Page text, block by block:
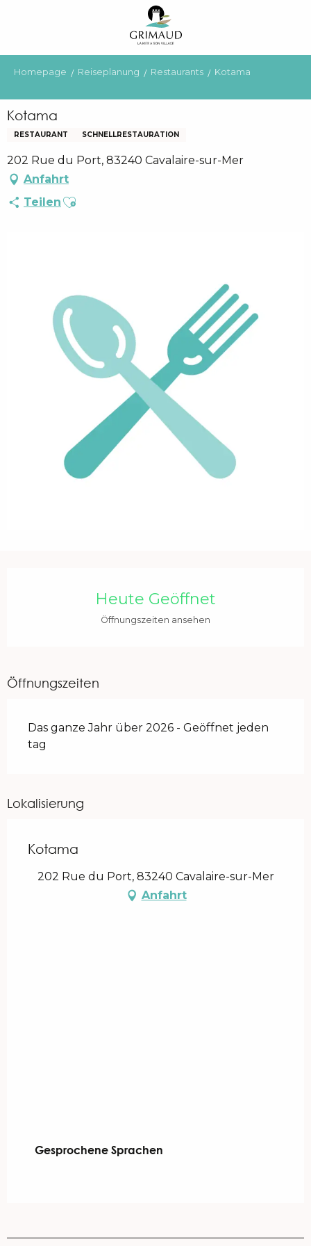
principal
Homepage Reiseplanung Restaurants Kotama
Kotama
RESTAURANT SCHNELLRESTAURATION
202 Rue du Port, 83240 Cavalaire-sur-Mer
Anfahrt
Teilen Ajouter aux favoris
Heute Geöffnet
Öffnungszeiten ansehen
Öffnungszeiten
Das ganze Jahr über 2026 - Geöffnet jeden
tag
Lokalisierung
Kotama
202 Rue du Port, 83240 Cavalaire-sur-Mer
Anfahrt
Gesprochene Sprachen
Gesprochene Sprachen